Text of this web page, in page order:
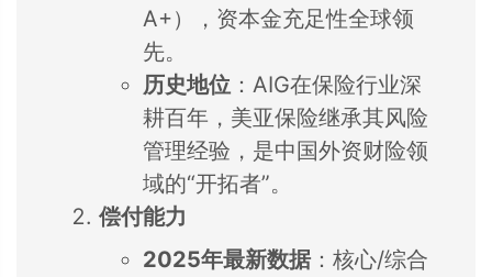
A+），资本金充足性全球领
先。
历史地位 ：AIG在保险行业深
耕百年，美亚保险继承其风险
管理经验，是中国外资财险领
域的“开拓者”。
偿付能力
2025年最新数据：核心/综合